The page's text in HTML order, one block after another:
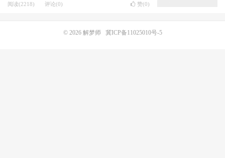
阅读(2218) 评论(0) 赞(0)
© 2026 解梦师 冀ICP备11025010号-5